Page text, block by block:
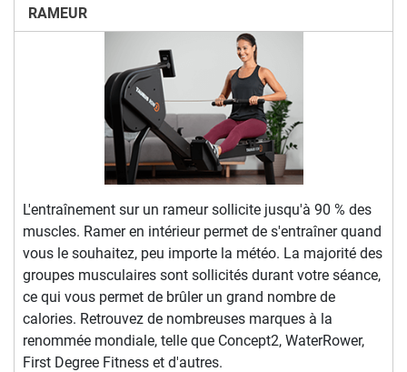
RAMEUR
L'entraînement sur un rameur sollicite jusqu'à 90 % des
muscles. Ramer en intérieur permet de s'entraîner quand
vous le souhaitez, peu importe la météo. La majorité des
groupes musculaires sont sollicités durant votre séance,
ce qui vous permet de brûler un grand nombre de
calories. Retrouvez de nombreuses marques à la
renommée mondiale, telle que Concept2, WaterRower,
First Degree Fitness et d'autres.